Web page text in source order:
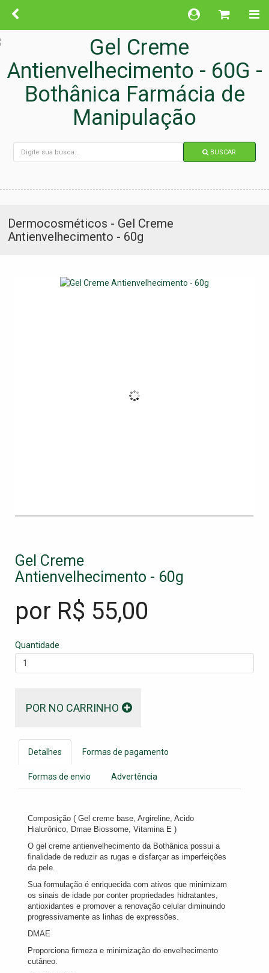
BUSCAR
Dermocosméticos - Gel Creme
Antienvelhecimento - 60g
Gel Creme
Antienvelhecimento - 60g
por R$ 55,00
Quantidade
POR NO CARRINHO
Detalhes Formas de pagamento
Formas de envio Advertência
Composição ( Gel creme base, Argireline, Acido
Hialurônico, Dmae Biossome, Vitamina E )
O gel creme antienvelhecimento da Bothânica possui a
finalidade de reduzir as rugas e disfarçar as imperfeições
da pele.
Sua formulação é enriquecida com ativos que minimizam
os sinais de idade por conter propriedades hidratantes,
antioxidantes e promover a renovação celular diminuindo
progressivamente as linhas de expressões.
DMAE
Proporciona firmeza e minimização do envelhecimento
cutâneo.